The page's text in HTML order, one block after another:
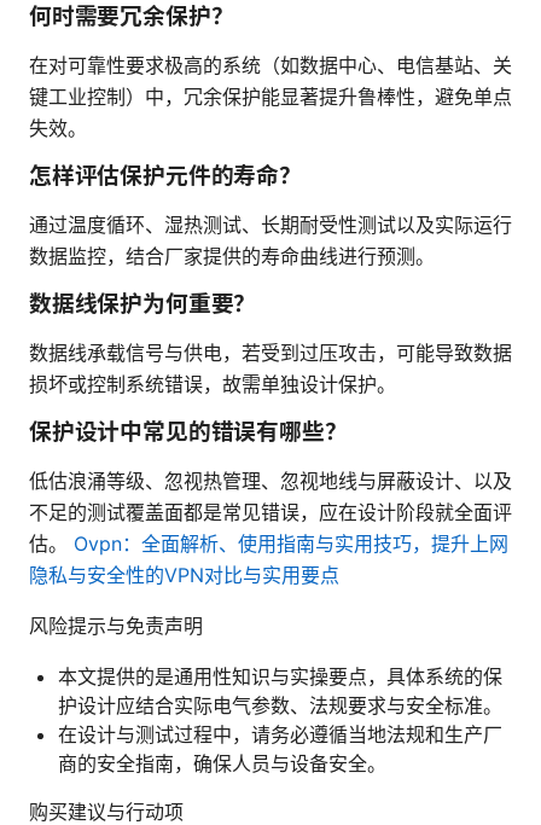
何时需要冗余保护？
在对可靠性要求极高的系统（如数据中心、电信基站、关
键工业控制）中，冗余保护能显著提升鲁棒性，避免单点
失效。
怎样评估保护元件的寿命？
通过温度循环、湿热测试、长期耐受性测试以及实际运行
数据监控，结合厂家提供的寿命曲线进行预测。
数据线保护为何重要？
数据线承载信号与供电，若受到过压攻击，可能导致数据
损坏或控制系统错误，故需单独设计保护。
保护设计中常见的错误有哪些？
低估浪涌等级、忽视热管理、忽视地线与屏蔽设计、以及
不足的测试覆盖面都是常见错误，应在设计阶段就全面评
估。 Ovpn：全面解析、使用指南与实用技巧，提升上网
隐私与安全性的VPN对比与实用要点
风险提示与免责声明
本文提供的是通用性知识与实操要点，具体系统的保
护设计应结合实际电气参数、法规要求与安全标准。
在设计与测试过程中，请务必遵循当地法规和生产厂
商的安全指南，确保人员与设备安全。
购买建议与行动项